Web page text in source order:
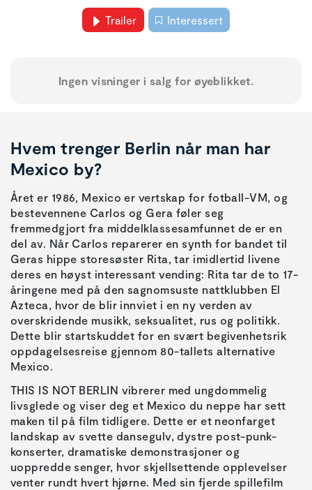
Trailer Interessert
Ingen visninger i salg for øyeblikket.
Hvem trenger Berlin når man har
Mexico by?
Året er 1986, Mexico er vertskap for fotball-VM, og
bestevennene Carlos og Gera føler seg
fremmedgjort fra middelklassesamfunnet de er en
del av. Når Carlos reparerer en synth for bandet til
Geras hippe storesøster Rita, tar imidlertid livene
deres en høyst interessant vending: Rita tar de to 17-
åringene med på den sagnomsuste nattklubben El
Azteca, hvor de blir innviet i en ny verden av
overskridende musikk, seksualitet, rus og politikk.
Dette blir startskuddet for en svært begivenhetsrik
oppdagelsesreise gjennom 80-tallets alternative
Mexico.
THIS IS NOT BERLIN vibrerer med ungdommelig
livsglede og viser deg et Mexico du neppe har sett
maken til på film tidligere. Dette er et neonfarget
landskap av svette dansegulv, dystre post-punk-
konserter, dramatiske demonstrasjoner og
uoppredde senger, hvor skjellsettende opplevelser
venter rundt hvert hjørne. Med sin fjerde spillefilm